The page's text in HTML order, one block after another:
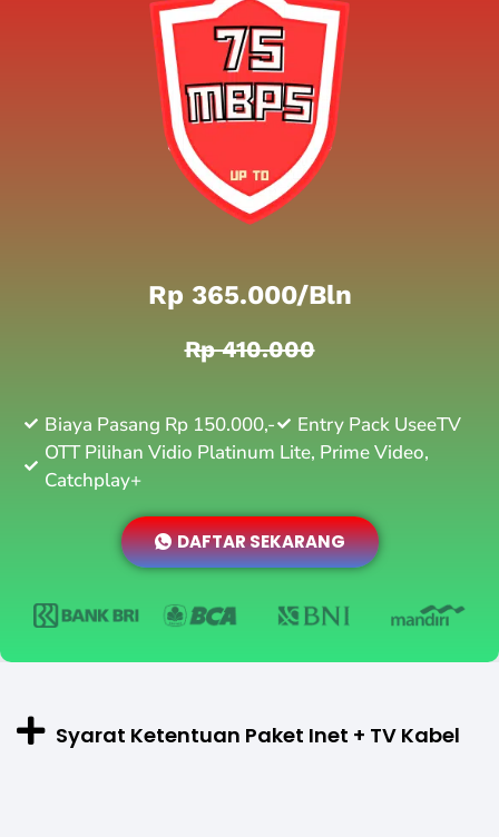
Rp 365.000/bln
Rp 410.000
Biaya Pasang Rp 150.000,-
Entry Pack UseeTV
OTT Pilihan Vidio Platinum Lite, Prime Video,
Catchplay+
DAFTAR SEKARANG
Syarat Ketentuan Paket Inet + TV Kabel